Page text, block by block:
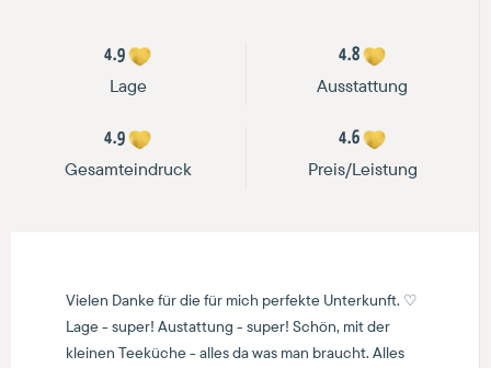
4.9
Lage
4.8
Ausstattung
4.9
Gesamteindruck
4.6
Preis/Leistung
Vielen Danke für die für mich perfekte Unterkunft. ♡
Lage - super! Austattung - super! Schön, mit der
kleinen Teeküche - alles da was man braucht. Alles